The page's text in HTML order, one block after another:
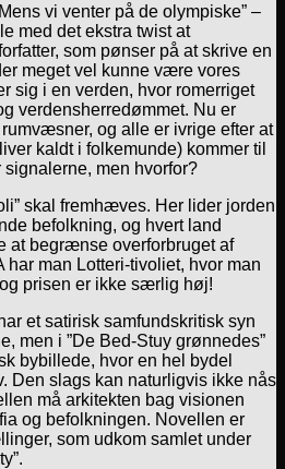
vi venter på de olympiske” –
med det ekstra twist at
som pønser på at skrive en
meget vel kunne være vores
sig i en verden, hvor romerriget
verdensherredømmet. Nu er
og alle er ivrige efter at
kaldt i folkemunde) kommer til
men hvorfor?
skal fremhæves. Her lider jorden
befolkning, og hvert land
at begrænse overforbruget af
har man Lotteri-tivoliet, hvor man
prisen er ikke særlig høj!
et satirisk samfundskritisk syn
men i ”De Bed-Stuy grønnedes”
bybillede, hvor en hel bydel
Den slags kan naturligvis ikke nås
må arkitekten bag visionen
og befolkningen. Novellen er
som udkom samlet under